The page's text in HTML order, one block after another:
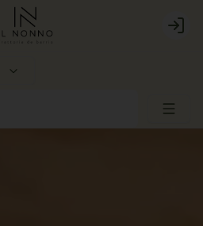
Login